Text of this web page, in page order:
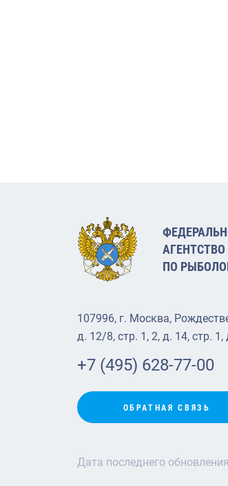
АГЕНТСТВО
ПО
107996, г. Москва,
д. 12/8, стр. 1, 2, д. 14, стр. 1,
+7 (495) 628-77-00
ОБРАТНАЯ СВЯЗЬ
Дата последнего